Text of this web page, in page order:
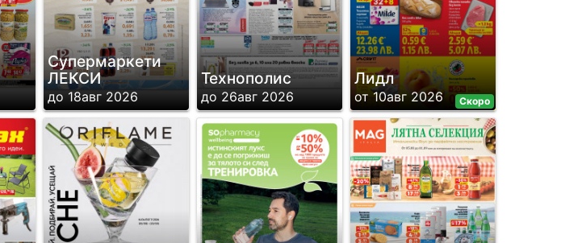
Супермаркети
ЛЕКСИ
до 18авг 2026
Технополис
до 26авг 2026 Скоро
Лидл
от 10авг 2026